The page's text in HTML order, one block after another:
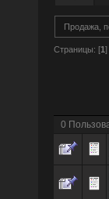
Продажа,
Страницы: [1]
0